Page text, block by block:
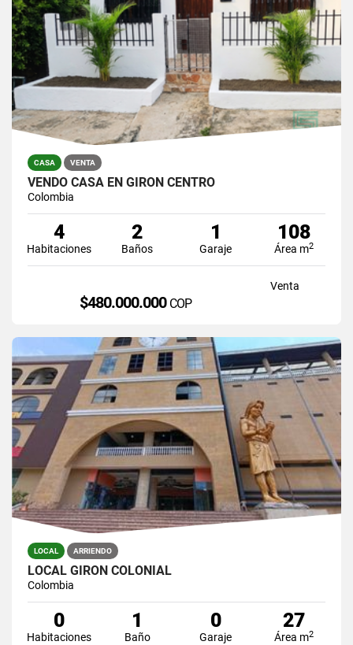
CASA VENTA
VENDO CASA EN GIRON CENTRO
Colombia
4
Habitaciones
2
Baños
1
Garaje
108
Área m2
Venta
$480.000.000 COP
LOCAL ARRIENDO
LOCAL GIRON COLONIAL
Colombia
0
Habitaciones
1
Baño
0
Garaje
27
Área m2